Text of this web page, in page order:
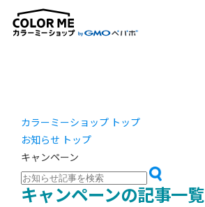
カラーミーショップ トップ
お知らせ トップ
キャンペーン
キャンペーンの記事一覧